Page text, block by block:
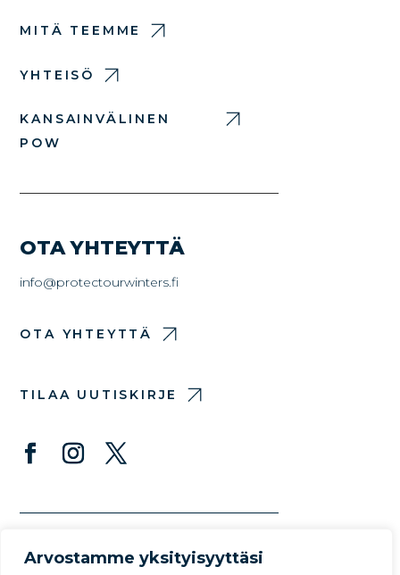
Arvostamme yksityisyyttäsi
MITÄ TEEMME
YHTEISÖ
KANSAINVÄLINEN
POW
OTA YHTEYTTÄ
info@protectourwinters.fi
OTA YHTEYTTÄ
TILAA UUTISKIRJE